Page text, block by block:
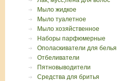
Мыло жидкое
Мыло туалетное
Мыло хозяйственное
Наборы парфюмерные
Ополаскиватели для белья
Отбеливатели
Пятновыводители
Средства для бритья